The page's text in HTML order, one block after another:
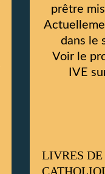
LIVRES
prêtre
dans le
Voir le
IVE